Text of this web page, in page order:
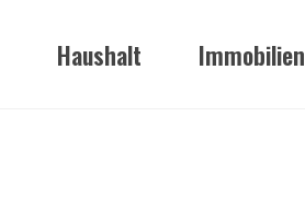
Haushalt Immobilien